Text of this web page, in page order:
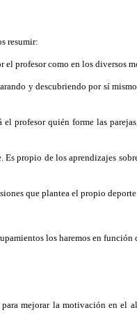
resumir:
profesor como en los diversos
y descubriendo por sí
profesor quién forme las
propio de los aprendizajes
que plantea el propio
los haremos en función
mejorar la motivación en el